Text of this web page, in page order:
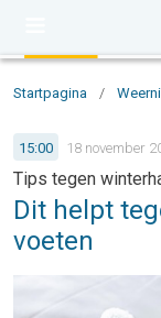
Startpagina /
15:00 18 november
Tips tegen
Dit helpt
voeten